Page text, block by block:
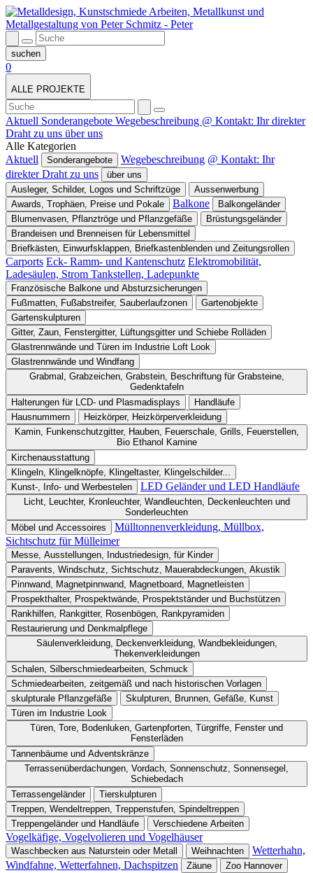
0
ALLE PROJEKTE
Aktuell Sonderangebote Wegebeschreibung @ Kontakt: Ihr direkter
Draht zu uns über uns
Alle Kategorien
Aktuell
Sonderangebote Wegebeschreibung @ Kontakt: Ihr
direkter Draht zu uns
über uns
Ausleger, Schilder, Logos und Schriftzüge
Aussenwerbung
Awards, Trophäen, Preise und Pokale
Balkone
Balkongeländer
Blumenvasen, Pflanztröge und Pflanzgefäße
Brüstungsgeländer
Brandeisen und Brenneisen für Lebensmittel
Briefkästen, Einwurfsklappen, Briefkastenblenden und Zeitungsrollen
Carports Eck- Ramm- und Kantenschutz Elektromobilität,
Ladesäulen, Strom Tankstellen, Ladepunkte
Französische Balkone und Absturzsicherungen
Fußmatten, Fußabstreifer, Sauberlaufzonen
Gartenobjekte
Gartenskulpturen
Gitter, Zaun, Fenstergitter, Lüftungsgitter und Schiebe Rolläden
Glastrennwände und Türen im Industrie Loft Look
Glastrennwände und Windfang
Grabmal, Grabzeichen, Grabstein, Beschriftung für Grabsteine,
Gedenktafeln
Halterungen für LCD- und Plasmadisplays
Handläufe
Hausnummern
Heizkörper, Heizkörperverkleidung
Kamin, Funkenschutzgitter, Hauben, Feuerschale, Grills, Feuerstellen,
Bio Ethanol Kamine
Kirchenausstattung
Klingeln, Klingelknöpfe, Klingeltaster, Klingelschilder...
Kunst-, Info- und Werbestelen
LED Geländer und LED Handläufe
Licht, Leuchter, Kronleuchter, Wandleuchten, Deckenleuchten und
Sonderleuchten
Möbel und Accessoires
Mülltonnenverkleidung, Müllbox,
Sichtschutz für Mülleimer
Messe, Ausstellungen, Industriedesign, für Kinder
Paravents, Windschutz, Sichtschutz, Mauerabdeckungen, Akustik
Pinnwand, Magnetpinnwand, Magnetboard, Magnetleisten
Prospekthalter, Prospektwände, Prospektständer und Buchstützen
Rankhilfen, Rankgitter, Rosenbögen, Rankpyramiden
Restaurierung und Denkmalpflege
Säulenverkleidung, Deckenverkleidung, Wandbekleidungen,
Thekenverkleidungen
Schalen, Silberschmiedearbeiten, Schmuck
Schmiedearbeiten, zeitgemäß und nach historischen Vorlagen
skulpturale Pflanzgefäße
Skulpturen, Brunnen, Gefäße, Kunst
Türen im Industrie Look
Türen, Tore, Bodenluken, Gartenpforten, Türgriffe, Fenster und
Fensterläden
Tannenbäume und Adventskränze
Terrassenüberdachungen, Vordach, Sonnenschutz, Sonnensegel,
Schiebedach
Terrassengeländer
Tierskulpturen
Treppen, Wendeltreppen, Treppenstufen, Spindeltreppen
Treppengeländer und Handläufe
Verschiedene Arbeiten
Vogelkäfige, Vogelvolieren und Vogelhäuser
Waschbecken aus Naturstein oder Metall Weihnachten
Wetterhahn,
Windfahne, Wetterfahnen, Dachspitzen
Zäune
Zoo Hannover